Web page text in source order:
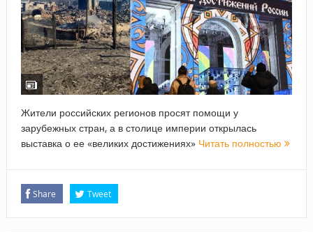
Жители российских регионов просят помощи у
зарубежных стран, а в столице империи открылась
выставка о ее «великих достижениях» Читать полностью
Share Tweet